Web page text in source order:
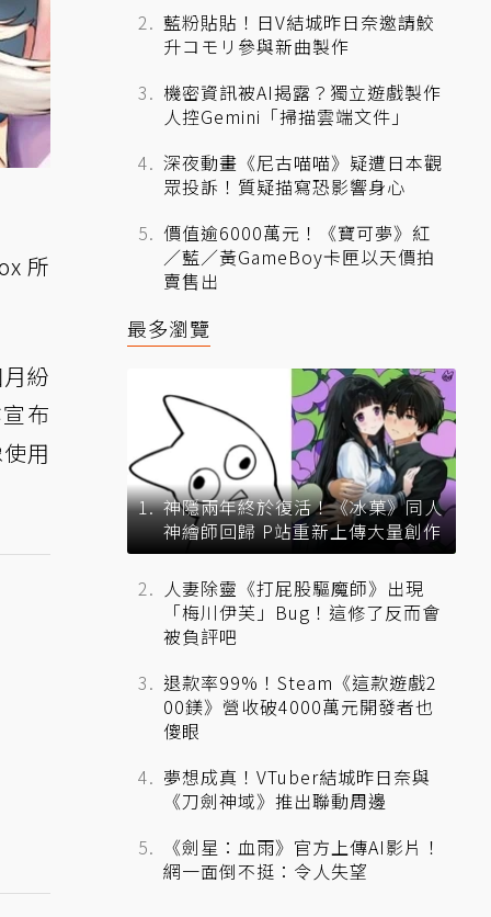
所
紛
布
用
藍粉貼貼！日V結城昨日奈邀請鮫
升コモリ參與新曲製作
機密資訊被AI揭露？獨立遊戲製作
人控Gemini「掃描雲端文件」
深夜動畫《尼古喵喵》疑遭日本觀
眾投訴！質疑描寫恐影響身心
價值逾6000萬元！《寶可夢》紅
／藍／黃GameBoy卡匣以天價拍
賣售出
最多瀏覽
神隱兩年終於復活！《冰菓》同人
神繪師回歸 P站重新上傳大量創作
人妻除靈《打屁股驅魔師》出現
「梅川伊芙」Bug！這修了反而會
被負評吧
退款率99%！Steam《這款遊戲2
00鎂》營收破4000萬元開發者也
傻眼
夢想成真！VTuber結城昨日奈與
《刀劍神域》推出聯動周邊
《劍星：血雨》官方上傳AI影片！
網一面倒不挺：令人失望